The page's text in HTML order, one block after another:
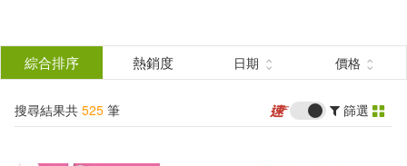
結
分類 (單選)
所有商品(525) 圖書(86)
綜合排序 熱銷度 日期 價格
搜尋結果共 525 筆 篩選